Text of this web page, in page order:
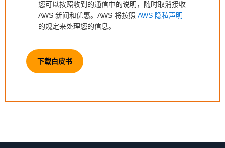
您可以按照收到的通信中的说明，随时取消接收
AWS 新闻和优惠。AWS 将按照 AWS 隐私声明
的规定来处理您的信息。
下载白皮书